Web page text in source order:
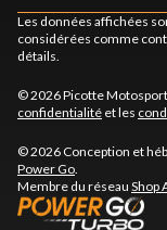
Les données affichées
considérées comme
détails.
© 2026 Picotte
confidentialité et les
© 2026 Conception et
Power Go.
Membre du réseau Shop